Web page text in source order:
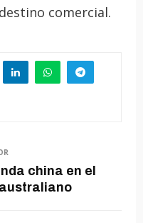
comercial.
china en el